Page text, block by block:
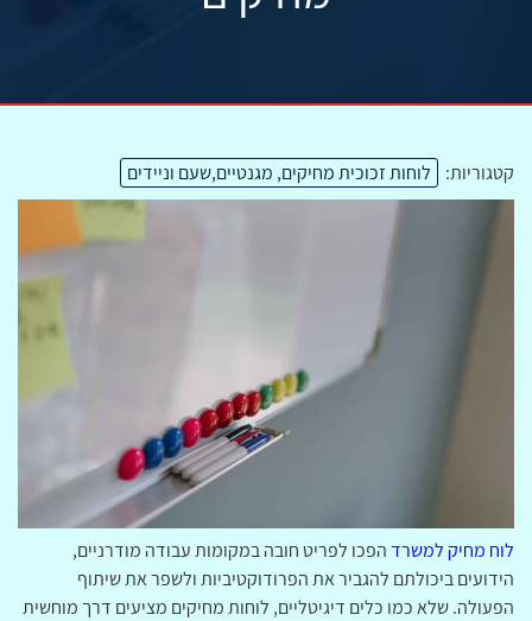
קטגוריות: לוחות זכוכית מחיקים, מגנטיים,שעם וניידים
לוח מחיק למשרדהפכו לפריט חובה במקומות עבודה מודרניים,
הידועים ביכולתם להגביר את הפרודוקטיביות ולשפר את שיתוף
הפעולה. שלא כמו כלים דיגיטליים, לוחות מחיקים מציעים דרך מוחשית